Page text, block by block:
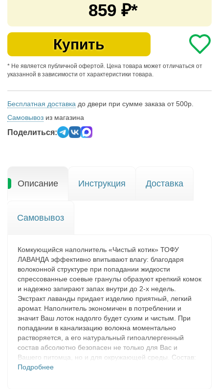
859 ₽*
Купить
* Не является публичной офертой. Цена товара может отличаться от
указанной в зависимости от характеристики товара.
Бесплатная доставка до двери при сумме заказа от 500р.
Самовывоз из магазина
Поделиться:
Описание Инструкция Доставка
Самовывоз
Комкующийся наполнитель «Чистый котик» ТОФУ
ЛАВАНДА эффективно впитывают влагу: благодаря
волоконной структуре при попадании жидкости
спрессованные соевые гранулы образуют крепкий комок
и надежно запирают запах внутри до 2-х недель.
Экстракт лаванды придает изделию приятный, легкий
аромат. Наполнитель экономичен в потреблении и
значит Ваш лоток надолго будет сухим и чистым. При
попадании в канализацию волокна моментально
растворяется, а его натуральный гипоаллергенный
состав абсолютно безопасен не только для Вас и
Вашего питомца, но и для окружающей среды. Состав:
спрессованные соевые волокна 100%, экстракт
Подробнее